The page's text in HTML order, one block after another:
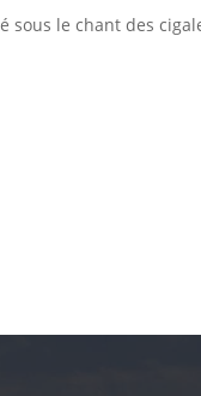
sous le chant des